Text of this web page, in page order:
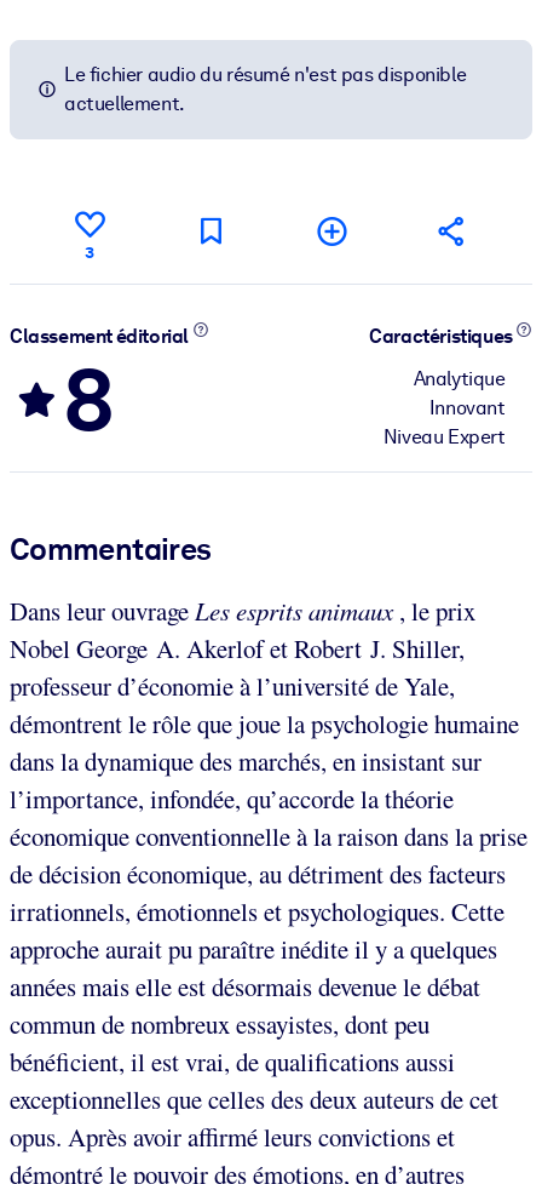
Le fichier audio du résumé n'est pas disponible
actuellement.
3
Classement éditorial
8
Caractéristiques
Analytique
Innovant
Niveau Expert
Commentaires
Dans leur ouvrage Les esprits animaux, le prix
Nobel George A. Akerlof et Robert J. Shiller,
professeur d’économie à l’université de Yale,
démontrent le rôle que joue la psychologie humaine
dans la dynamique des marchés, en insistant sur
l’importance, infondée, qu’accorde la théorie
économique conventionnelle à la raison dans la prise
de décision économique, au détriment des facteurs
irrationnels, émotionnels et psychologiques. Cette
approche aurait pu paraître inédite il y a quelques
années mais elle est désormais devenue le débat
commun de nombreux essayistes, dont peu
bénéficient, il est vrai, de qualifications aussi
exceptionnelles que celles des deux auteurs de cet
opus. Après avoir affirmé leurs convictions et
démontré le pouvoir des émotions, en d’autres